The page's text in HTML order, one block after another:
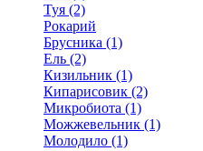
Туя (2)
Рокарий
Брусника (1)
Ель (2)
Кизильник (1)
Кипарисовик (2)
Микробиота (1)
Можжевельник (1)
Молодило (1)